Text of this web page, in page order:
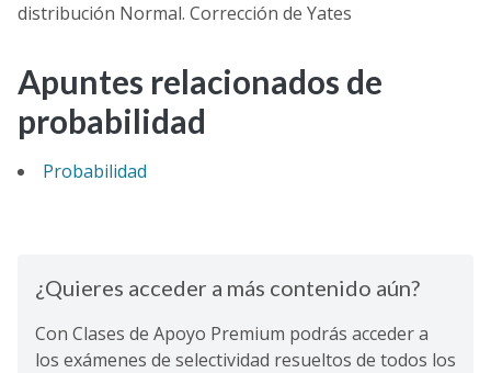
distribución Normal. Corrección de Yates
Apuntes relacionados de
probabilidad
Probabilidad
¿Quieres acceder a más contenido aún?
Con Clases de Apoyo Premium podrás acceder a
los exámenes de selectividad resueltos de todos los